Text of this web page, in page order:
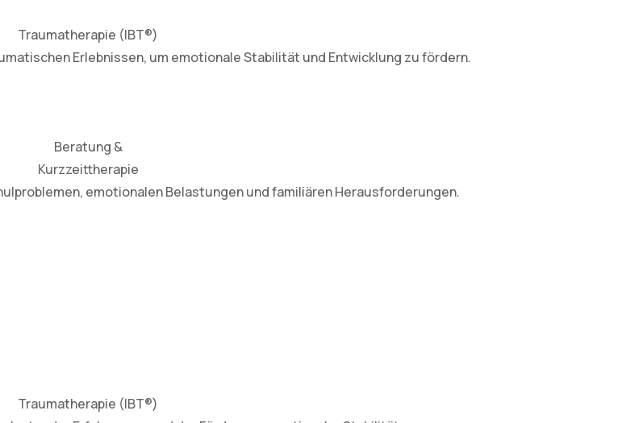
Traumatherapie (IBT®)
Erlebnissen, um emotionale Stabilität und Entwicklung zu fördern.
Beratung &
Kurzzeittherapie
emotionalen Belastungen und familiären Herausforderungen.
Traumatherapie (IBT®)